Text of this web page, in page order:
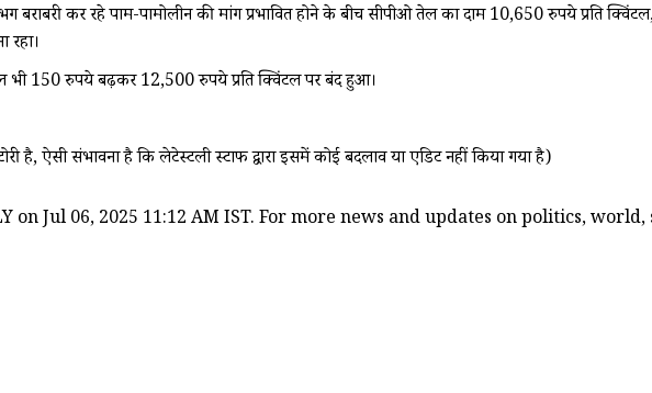
कर रहे पाम-पामोलीन की मांग प्रभावित होने के बीच सीपीओ तेल का दाम 10,650 रुपये प्रति
रहा।
150 रुपये बढ़कर 12,500 रुपये प्रति क्विंटल पर बंद हुआ।
ऐसी संभावना है कि लेटेस्टली स्टाफ द्वारा इसमें कोई बदलाव या एडिट नहीं किया गया है)
on Jul 06, 2025 11:12 AM IST. For more news and updates on politics,